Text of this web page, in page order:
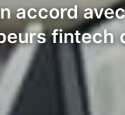
accord